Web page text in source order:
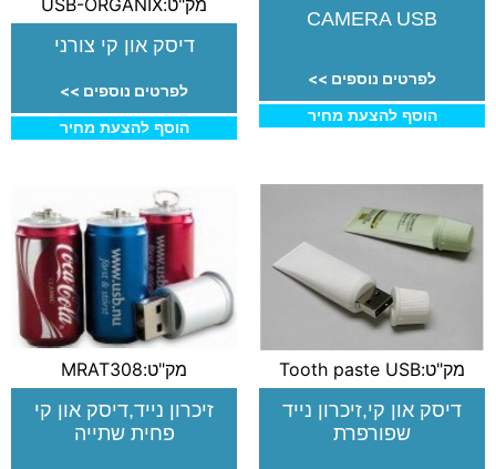
CAMERA USB
לפרטים נוספים >>
הוסף להצעת מחיר
דיסק און קי צורני
לפרטים נוספים >>
הוסף להצעת מחיר
מק"ט:Tooth paste USB
דיסק און קי,זיכרון נייד
שפורפרת
מק"ט:MRAT308
זיכרון נייד,דיסק און קי
פחית שתייה